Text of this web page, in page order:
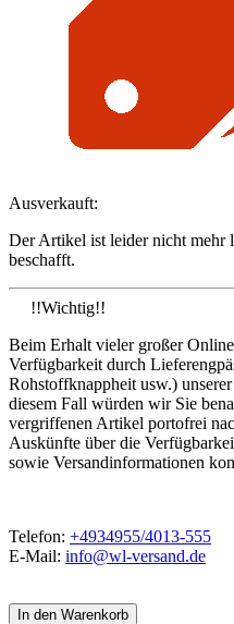
Ausverkauft:
Der Artikel ist leider nicht mehr
beschafft.
!!Wichtig!!
Beim Erhalt vieler großer
Verfügbarkeit durch
Rohstoffknappheit usw.)
diesem Fall würden wir Sie
vergriffenen Artikel portofrei
Auskünfte über die
sowie Versandinformationen
Telefon: +4934955/4013-555
E-Mail: info@wl-versand.de